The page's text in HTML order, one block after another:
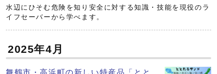
水辺にひそむ危険を知り安全に対する知識・技能を現役のラ
イフセーバーから学べます。
2025年4月
舞鶴市・高浜町の新しい特産品「とと